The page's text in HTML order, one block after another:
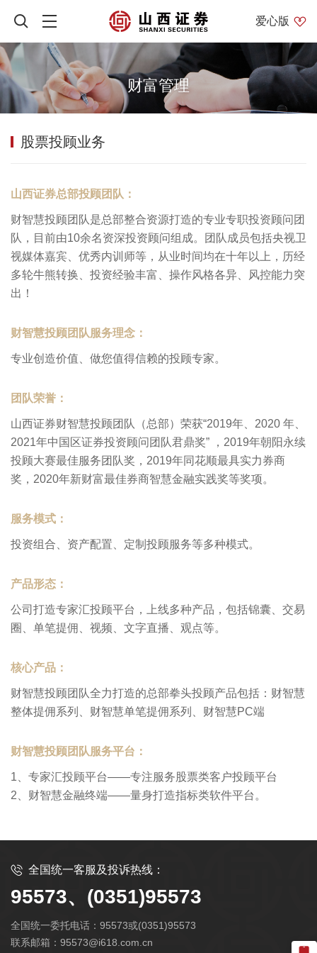
爱心版
财富管理
股票投顾业务
山西证券总部投顾团队：
财智慧投顾团队是总部整合资源打造的专业专职投资顾问团
队，目前由10余名资深投资顾问组成。团队成员包括央视卫
视媒体嘉宾、优秀内训师等，从业时间均在十年以上，历经
多轮牛熊转换、投资经验丰富、操作风格各异、风控能力突
出！
财智慧投顾团队服务理念：
专业创造价值、做您值得信赖的投顾专家。
团队荣誉：
山西证券财智慧投顾团队（总部）荣获“2019年、2020 年、
2021年中国区证券投资顾问团队君鼎奖” ，2019年朝阳永续
投顾大赛最佳服务团队奖，2019年同花顺最具实力券商
奖，2020年新财富最佳券商智慧金融实践奖等奖项。
服务模式：
投资组合、资产配置、定制投顾服务等多种模式。
产品形态：
公司打造专家汇投顾平台，上线多种产品，包括锦囊、交易
圈、单笔提佣、视频、文字直播、观点等。
核心产品：
财智慧投顾团队全力打造的总部拳头投顾产品包括：财智慧
整体提佣系列、财智慧单笔提佣系列、财智慧PC端
财智慧投顾团队服务平台：
1、专家汇投顾平台——专注服务股票类客户投顾平台
2、财智慧金融终端——量身打造指标类软件平台。
全国统一客服及投诉热线：
95573、(0351)95573
全国统一委托电话：95573或(0351)95573
联系邮箱：95573@i618.com.cn